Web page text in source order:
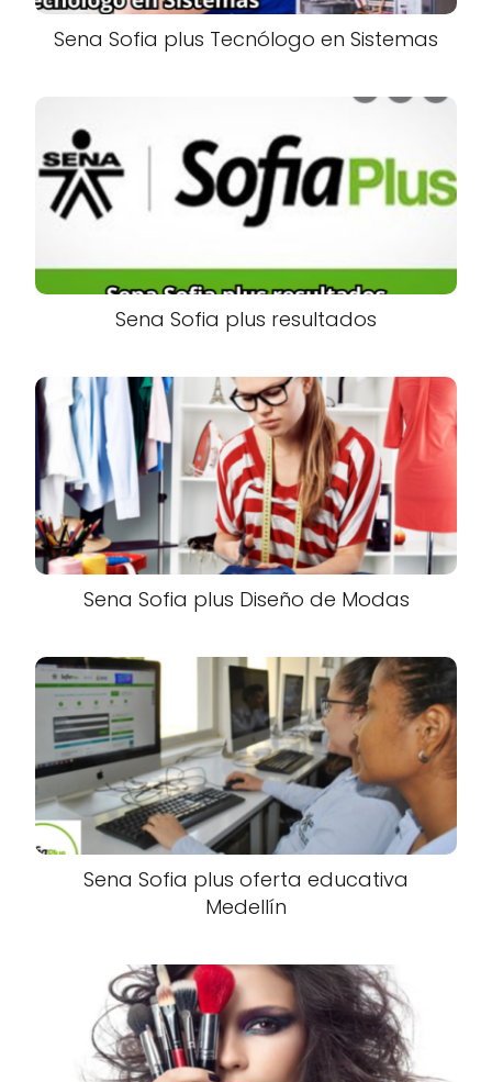
Sena Sofia plus Tecnólogo en Sistemas
Sena Sofia plus resultados
Sena Sofia plus Diseño de Modas
Sena Sofia plus oferta educativa
Medellín